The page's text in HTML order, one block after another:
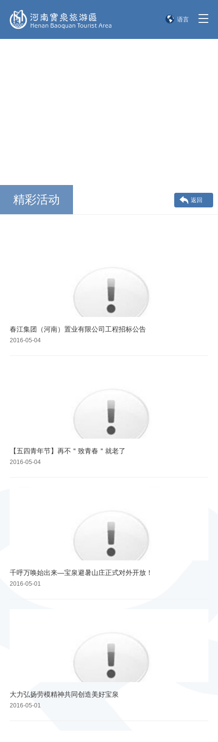
语言
精彩活动 返回
春江集团（河南）置业有限公司工程招标公告
2016-05-04
【五四青年节】再不＂致青春＂就老了
2016-05-04
千呼万唤始出来—宝泉避暑山庄正式对外开放！
2016-05-01
大力弘扬劳模精神共同创造美好宝泉
2016-05-01